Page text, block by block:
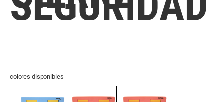
colores disponibles